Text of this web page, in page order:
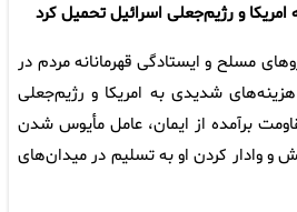
و رژیم‌جعلی اسرائیل تحمیل کرد
مسلح و ایستادگی قهرمانانه مردم در
‌شدیدی به امریکا و رژیم‌جعلی
برآمده از ایمان، عامل مأیوس شدن
و وادار کردن او به تسلیم در میدان‌های